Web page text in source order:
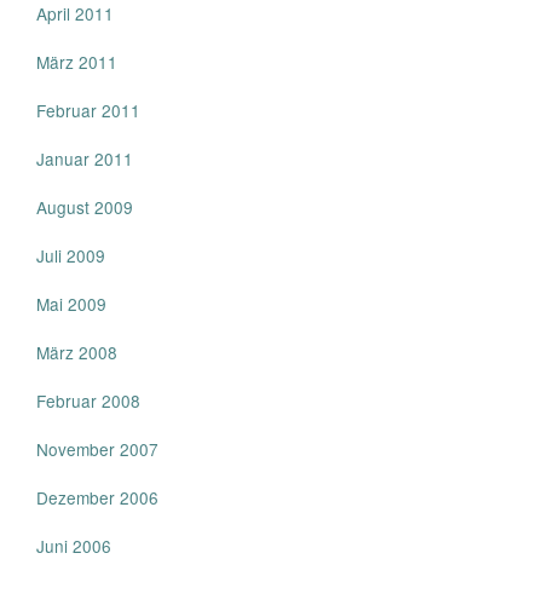
April 2011
März 2011
Februar 2011
Januar 2011
August 2009
Juli 2009
Mai 2009
März 2008
Februar 2008
November 2007
Dezember 2006
Juni 2006